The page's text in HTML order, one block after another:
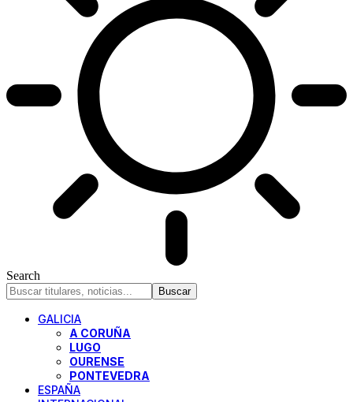
Search
GALICIA
A CORUÑA
LUGO
OURENSE
PONTEVEDRA
ESPAÑA